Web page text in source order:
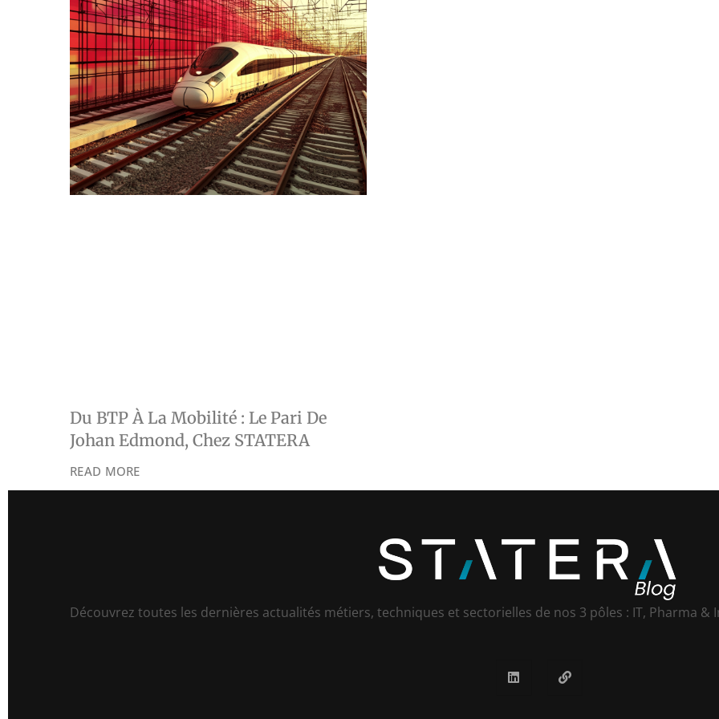
Du BTP À La Mobilité : Le Pari De
Johan Edmond, Chez STATERA
READ MORE
Découvrez toutes les dernières actualités métiers, techniques et sectorielles de nos 3 pôles : IT, Pharma